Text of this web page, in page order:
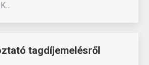
tagdíjemelésről